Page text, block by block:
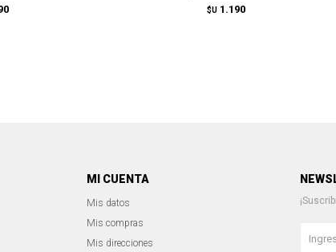
$U 1.190
MI CUENTA
Mis datos
Mis compras
Mis direcciones